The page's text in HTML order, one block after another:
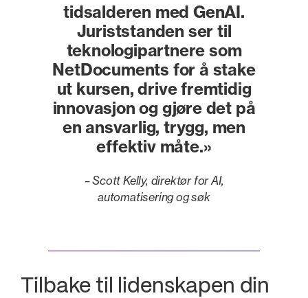
tidsalderen med GenAI.
Juriststanden ser til
teknologipartnere som
NetDocuments for å stake
ut kursen, drive fremtidig
innovasjon og gjøre det på
en ansvarlig, trygg, men
effektiv måte.»
– Scott Kelly, direktør for AI,
automatisering og søk
Tilbake til lidenskapen din